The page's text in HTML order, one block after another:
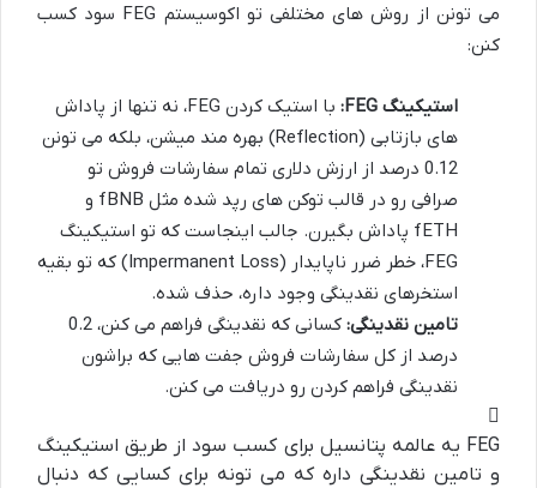
می تونن از روش های مختلفی تو اکوسیستم FEG سود کسب
کنن:
استیکینگ FEG:
با استیک کردن FEG، نه تنها از پاداش
های بازتابی (Reflection) بهره مند میشن، بلکه می تونن
0.12 درصد از ارزش دلاری تمام سفارشات فروش تو
صرافی رو در قالب توکن های رپد شده مثل fBNB و
fETH پاداش بگیرن. جالب اینجاست که تو استیکینگ
FEG، خطر ضرر ناپایدار (Impermanent Loss) که تو بقیه
استخرهای نقدینگی وجود داره، حذف شده.
تامین نقدینگی:
کسانی که نقدینگی فراهم می کنن، 0.2
درصد از کل سفارشات فروش جفت هایی که براشون
نقدینگی فراهم کردن رو دریافت می کنن.
FEG یه عالمه پتانسیل برای کسب سود از طریق استیکینگ
و تامین نقدینگی داره که می تونه برای کسایی که دنبال